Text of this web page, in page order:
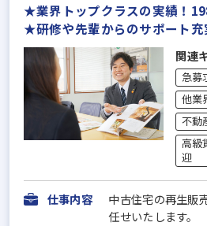
★業界トップクラスの実績！
★研修や先輩からのサポート充
関連
急募
他業
不動
高級
迎
仕事内容
中古住宅の再生販
任せいたします。